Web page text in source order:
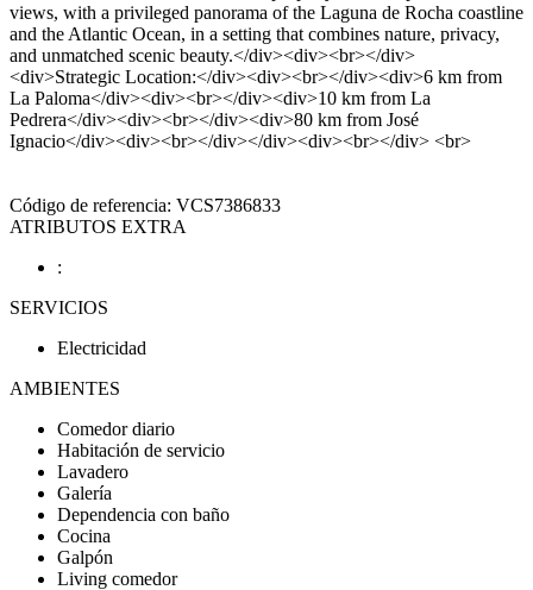
views, with a privileged panorama of the Laguna de Rocha coastline
and the Atlantic Ocean, in a setting that combines nature, privacy,
and unmatched scenic beauty.</div><div><br></div>
<div>Strategic Location:</div><div><br></div><div>6 km from
La Paloma</div><div><br></div><div>10 km from La
Pedrera</div><div><br></div><div>80 km from José
Ignacio</div><div><br></div></div><div><br></div> <br>
Código de referencia: VCS7386833
ATRIBUTOS EXTRA
:
SERVICIOS
Electricidad
AMBIENTES
Comedor diario
Habitación de servicio
Lavadero
Galería
Dependencia con baño
Cocina
Galpón
Living comedor